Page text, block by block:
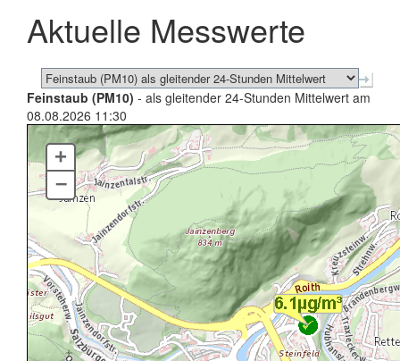
schließen
Aktuelle Messwerte
Feinstaub (PM10) - als gleitender 24-Stunden Mittelwert am
08.08.2026 11:30
+
–